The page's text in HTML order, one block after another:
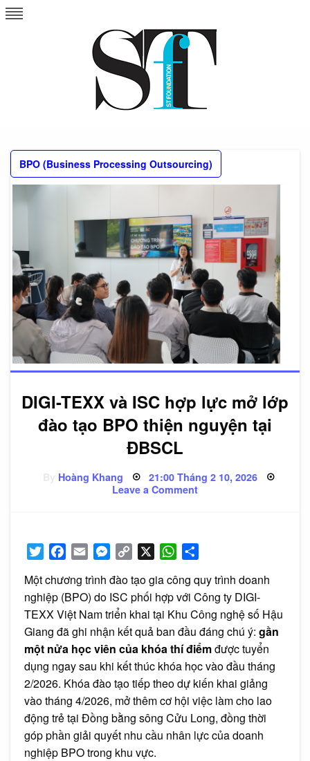
Skip
to
BPO (Business Processing Outsourcing)
DIGI-TEXX và ISC hợp lực mở lớp
đào tạo BPO thiện nguyện tại
ĐBSCL
Hoàng Khang Posted
on
21:00 Tháng 2 10, 2026
Leave a Commenton
DIGI-
lực
mở
đào
tạo
BPO
thiện
nguyện
ĐBSCL
TwitterFacebook
Email Messenger
Copy
WhatsApp
Một chương trình đào tạo gia công quy trình doanh
nghiệp (BPO) do ISC phối hợp với Công ty DIGI-
TEXX Việt Nam triển khai tại Khu Công nghệ số Hậu
Giang đã ghi nhận kết quả ban đầu đáng chú ý: gần
một nửa học viên của khóa thí điểmđược tuyển
dụng ngay sau khi kết thúc khóa học vào đầu tháng
2/2026. Khóa đào tạo tiếp theo dự kiến khai giảng
vào tháng 4/2026, mở thêm cơ hội việc làm cho lao
động trẻ tại Đồng bằng sông Cửu Long, đồng thời
góp phần giải quyết nhu cầu nhân lực của doanh
nghiệp BPO trong khu vực.